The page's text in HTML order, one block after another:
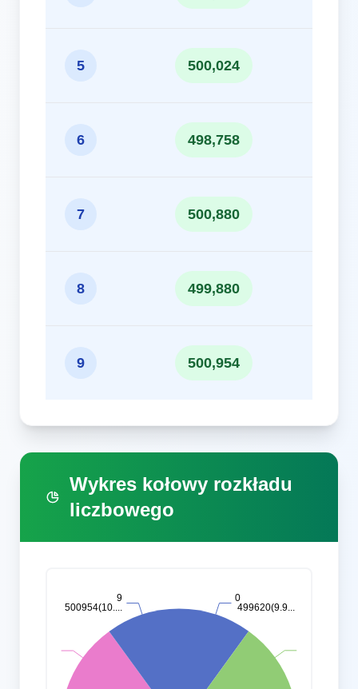
5 500,024
6 498,758
7 500,880
8 499,880
9 500,954
Wykres kołowy rozkładu
liczbowego